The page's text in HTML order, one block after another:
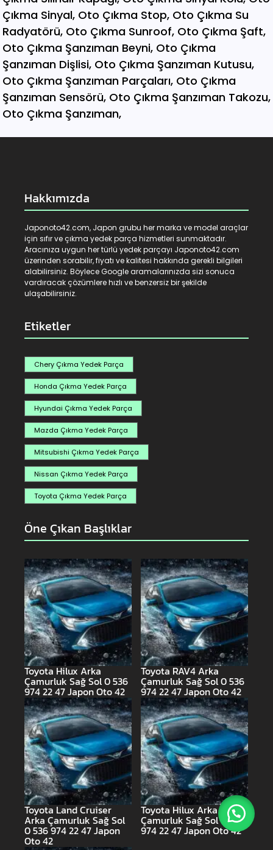
Hakkımızda
Japonoto42.com, Japon grubu her marka ve model araçlar
için sıfır ve çıkma yedek parça hizmetleri sunmaktadır.
Aracınıza uygun her türlü yedek parçayı Japonoto42.com
üzerinden sorabilir, fiyatı ve kalitesi hakkında gerekli bilgileri
alabilirsiniz. Böylece Google aramalarınızda sizi sonuca
vardıracak çözümlere hızlı ve benzersiz bir şekilde
ulaşabilirsiniz.
Etiketler
Chery Çıkma Yedek Parça
Honda Çıkma Yedek Parça
Hyundai Çıkma Yedek Parça
Mazda Çıkma Yedek Parça
Mitsubishi Çıkma Yedek Parça
Nissan Çıkma Yedek Parça
Toyota Çıkma Yedek Parça
Öne Çıkan Başlıklar
Toyota Hilux Arka
Çamurluk Sağ Sol 0 536
974 22 47 Japon Oto 42
Toyota RAV4 Arka
Çamurluk Sağ Sol 0 536
974 22 47 Japon Oto 42
Toyota Land Cruiser
Arka Çamurluk Sağ Sol
0 536 974 22 47 Japon
Oto 42
Toyota Hilux Arka
Çamurluk Sağ Sol 0 536
974 22 47 Japon Oto 42